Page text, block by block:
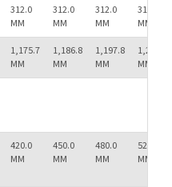
312.0
MM
312.0
MM
312.0
MM
312.0
MM
1,175.7
MM
1,186.8
MM
1,197.8
MM
1,210.0
MM
420.0
MM
450.0
MM
480.0
MM
520.0
MM